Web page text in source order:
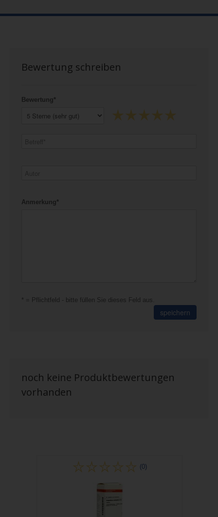
Bewertung schreiben
Bewertung*
Anmerkung*
* = Pflichtfeld - bitte füllen Sie dieses Feld aus.
speichern
noch keine Produktbewertungen
vorhanden
(0)